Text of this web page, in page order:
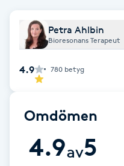
Brynfärgning
Brynplockning
Bröllopsuppsättning
Celluliter
Petra Ahlbin
Bioresonans Terapeut
4.9 780 betyg
Omdömen
4.9av5